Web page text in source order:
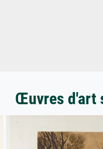
Œuvres d'art